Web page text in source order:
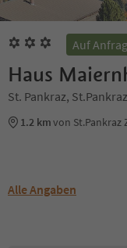
Auf
Haus
St. Pankraz,
1.2 kmvon St.Pankraz
Alle Angaben